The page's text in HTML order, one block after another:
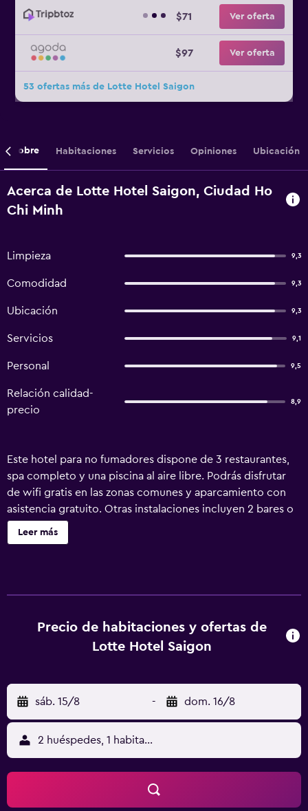
$71 Ver oferta
$97 Ver oferta
53 ofertas más de Lotte Hotel Saigon
Sobre Habitaciones Servicios Opiniones Ubicación
Acerca de Lotte Hotel Saigon, Ciudad Ho
Chi Minh
Limpieza 9,3
Comodidad 9,3
Ubicación 9,3
Servicios 9,1
Personal 9,5
Relación calidad-
precio
8,9
Este hotel para no fumadores dispone de 3 restaurantes,
spa completo y una piscina al aire libre. Podrás disfrutar
de wifi gratis en las zonas comunes y aparcamiento con
asistencia gratuito. Otras instalaciones incluyen 2 bares o
salas, un gimnasio y un bar junto a la piscina. Lotte Hotel
Saigon ofrece 283 alojamientos con minibar y caja fuerte.
gratis (por cable y wifi). Los servicios para las personas de
negocios incluyen escritorio y teléfono; se ofrecen
y cafetera y tetera. Se ofrece servicio nocturno de
descubierta y servicio de limpieza todos los días. En el
alojamiento hay piscina al aire libre y piscina infantil. Otros
servicios de ocio y esparcimiento incluyen sauna y
gimnasio.
Leer más
Precio de habitaciones y ofertas de
Lotte Hotel Saigon
sáb. 15/8 - dom. 16/8
2 huéspedes, 1 habitación